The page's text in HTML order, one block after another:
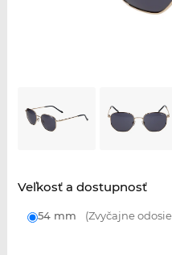
Veľkosť a dostupnosť
54 mm (Zvyčajne